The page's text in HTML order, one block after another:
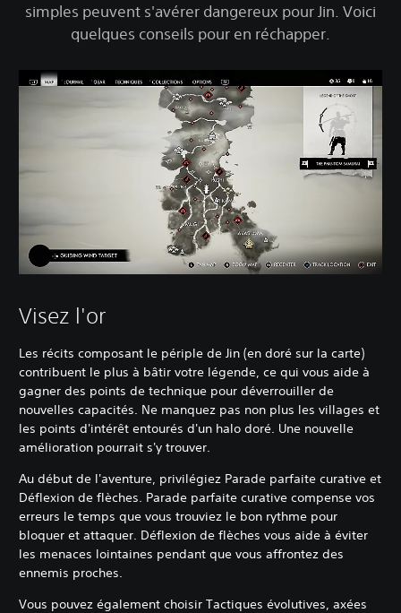
simples peuvent s'avérer dangereux pour Jin. Voici
quelques conseils pour en réchapper.
Visez l'or
Les récits composant le périple de Jin (en doré sur la carte)
contribuent le plus à bâtir votre légende, ce qui vous aide à
gagner des points de technique pour déverrouiller de
nouvelles capacités. Ne manquez pas non plus les villages et
les points d'intérêt entourés d'un halo doré. Une nouvelle
amélioration pourrait s'y trouver.
Au début de l'aventure, privilégiez Parade parfaite curative et
Déflexion de flèches. Parade parfaite curative compense vos
erreurs le temps que vous trouviez le bon rythme pour
bloquer et attaquer. Déflexion de flèches vous aide à éviter
les menaces lointaines pendant que vous affrontez des
ennemis proches.
Vous pouvez également choisir Tactiques évolutives, axées